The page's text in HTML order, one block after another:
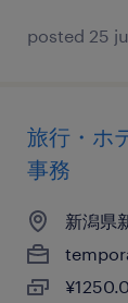
posted 25
旅行・ホ
事務
新潟県